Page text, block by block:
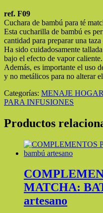
ref. F09
Cuchara de bambú para té
Esta cucharilla de bambú es
cantidad para preparar una
Ha sido cuidadosamente
bajo el efecto de vapor caliente.
Además, es importante el uso
y no metálicos para no alterar
Categorías: MENAJE
PARA INFUSIONES
Productos
MATCHA:
artesano